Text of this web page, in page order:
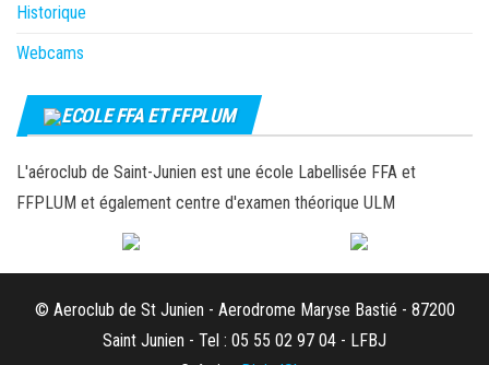
Historique
Webcams
ECOLE FFA ET FFPLUM
L'aéroclub de Saint-Junien est une école Labellisée FFA et
FFPLUM et également centre d'examen théorique ULM
© Aeroclub de St Junien - Aerodrome Maryse Bastié - 87200
Saint Junien - Tel : 05 55 02 97 04 - LFBJ